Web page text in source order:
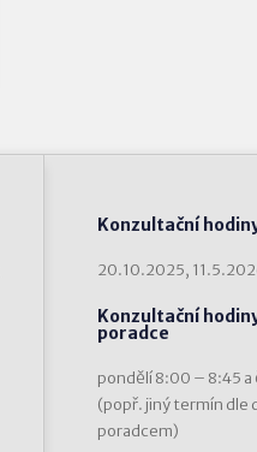
Konzultační
20.10.2025,
Konzultační
poradce
pondělí 8:00 – 8:45
(popř. jiný termín dle
poradcem)